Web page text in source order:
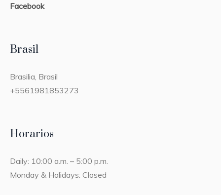
Facebook
Brasil
Brasilia, Brasil
+5561981853273
Horarios
Daily: 10:00 a.m. – 5:00 p.m.
Monday & Holidays: Closed